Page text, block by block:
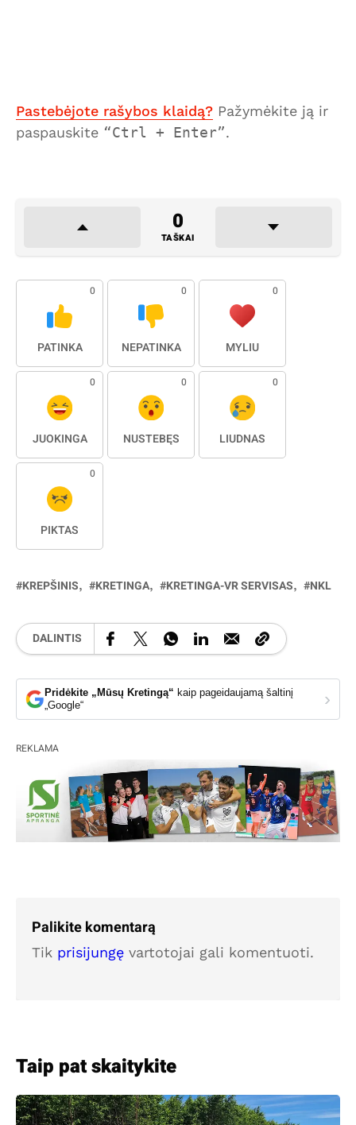
Pastebėjote rašybos klaidą? Pažymėkite ją ir
paspauskite
Ctrl + Enter .
0
TAŠKAI
0
PATINKA
0
NEPATINKA
0
MYLIU
0
JUOKINGA
0
NUSTEBĘS
0
LIŪDNAS
0
PIKTAS
KREPŠINIS KRETINGA KRETINGA-VR SERVISAS NKL
DALINTIS
Pridėkite „Mūsų Kretingą“ kaip pageidaujamą šaltinį
„Google“
›
REKLAMA
Palikite komentarą
Tik prisijungę vartotojai gali komentuoti.
Taip pat skaitykite